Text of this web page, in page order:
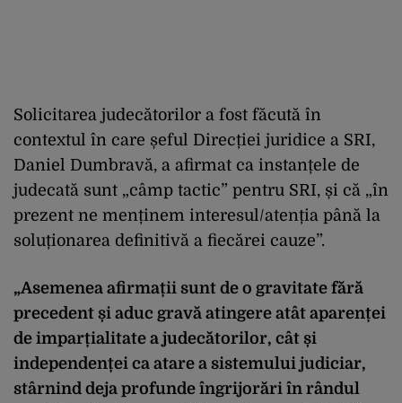
Solicitarea judecătorilor a fost făcută în
contextul în care șeful Direcției juridice a SRI,
Daniel Dumbravă, a afirmat ca instanțele de
judecată sunt „câmp tactic” pentru SRI, și că „în
prezent ne menținem interesul/atenția până la
soluționarea definitivă a fiecărei cauze”.
„Asemenea afirmații sunt de o gravitate fără
precedent și aduc gravă atingere atât aparenței
de imparțialitate a judecătorilor, cât și
independenței ca atare a sistemului judiciar,
stârnind deja profunde îngrijorări în rândul